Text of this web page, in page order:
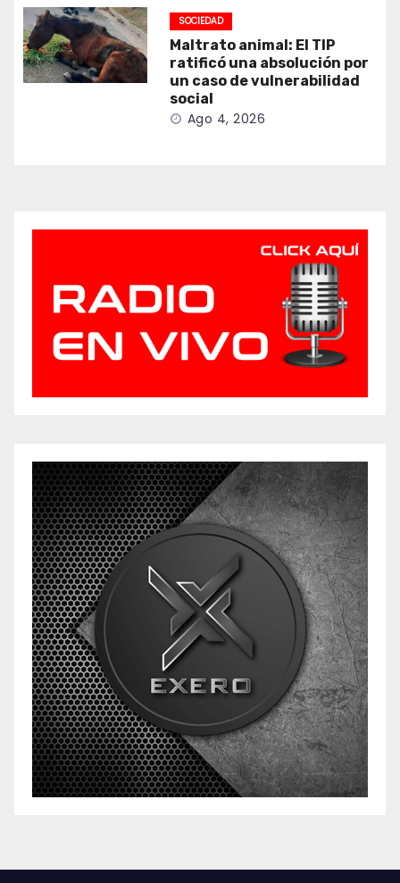
SOCIEDAD
Maltrato animal: El TIP
ratificó una absolución por
un caso de vulnerabilidad
social
Ago 4, 2026